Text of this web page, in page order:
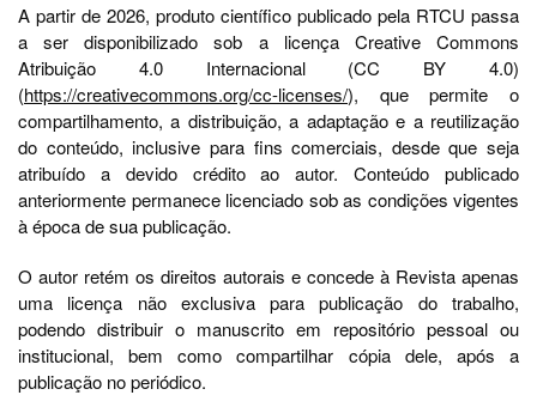
A partir de 2026, produto científico publicado pela RTCU passa
a ser disponibilizado sob a licença Creative Commons
Atribuição 4.0 Internacional (CC BY 4.0)
(https://creativecommons.org/cc-licenses/), que permite o
compartilhamento, a distribuição, a adaptação e a reutilização
do conteúdo, inclusive para fins comerciais, desde que seja
atribuído a devido crédito ao autor. Conteúdo publicado
anteriormente permanece licenciado sob as condições vigentes
à época de sua publicação.
O autor retém os direitos autorais e concede à Revista apenas
uma licença não exclusiva para publicação do trabalho,
podendo distribuir o manuscrito em repositório pessoal ou
institucional, bem como compartilhar cópia dele, após a
publicação no periódico.